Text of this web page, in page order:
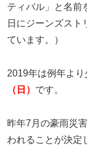
ティバル」と名前
日にジーンズスト
ています。）
2019年は例年よ
（日） です。
昨年7月の豪雨災
われることが決定